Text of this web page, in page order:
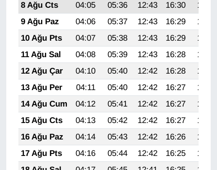
8 Ağu Cts
04:05 05:36 12:43 16:30
19:40
9 Ağu Paz
04:06 05:37 12:43 16:29
19:39
10 Ağu Pts
04:07 05:38 12:43 16:29
19:38
11 Ağu Sal
04:08 05:39 12:43 16:28
19:37
12 Ağu Çar
04:10 05:40 12:42 16:28
19:35
13 Ağu Per
04:11 05:40 12:42 16:27
19:34
14 Ağu Cum
04:12 05:41 12:42 16:27
19:33
15 Ağu Cts
04:13 05:42 12:42 16:27
19:32
16 Ağu Paz
04:14 05:43 12:42 16:26
19:31
17 Ağu Pts
04:16 05:44 12:42 16:25
19:29
Seri İlan
Sinema - TV
SİYASET
SPOR
TEBRİK
TEKNOLOJİ
Turizm